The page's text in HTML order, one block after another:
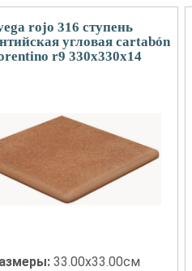
rojo 316 ступень
угловая cartabón
r9 330x330x14
33.00x33.00см